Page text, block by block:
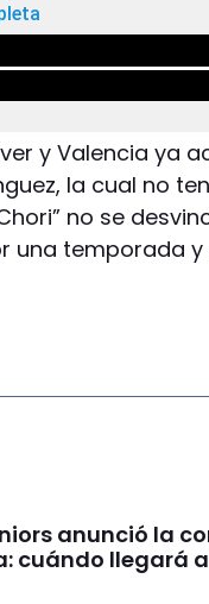
y Valencia ya
la cual no
no se
una temporada
anunció la
cuándo llegará